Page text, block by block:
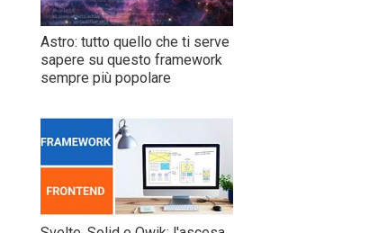
Astro: tutto quello che ti serve
sapere su questo framework
sempre più popolare